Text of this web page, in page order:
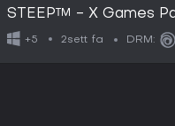
STEEP™ - X Games
+5 2sett fa DRM: